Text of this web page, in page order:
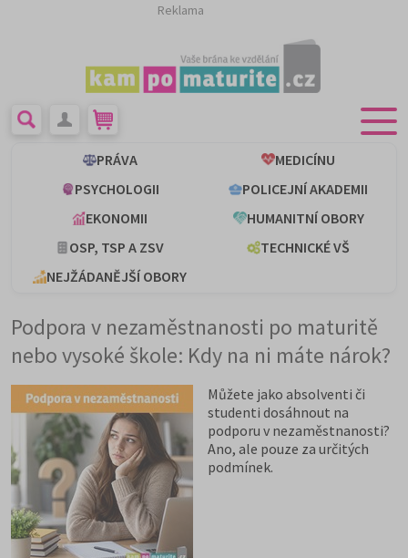
Reklama
PRÁVA
MEDICÍNU
PSYCHOLOGII
POLICEJNÍ AKADEMII
EKONOMII
HUMANITNÍ OBORY
OSP, TSP A ZSV
TECHNICKÉ VŠ
NEJŽÁDANĚJŠÍ OBORY
Podpora v nezaměstnanosti po maturitě
nebo vysoké škole: Kdy na ni máte nárok?
Můžete jako absolventi či
studenti dosáhnout na
podporu v nezaměstnanosti?
Ano, ale pouze za určitých
podmínek.